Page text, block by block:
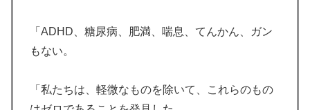
「ADHD、糖尿病、肥満、喘息、てんかん、ガン
もない。
「私たちは、軽微なものを除いて、これらのもの